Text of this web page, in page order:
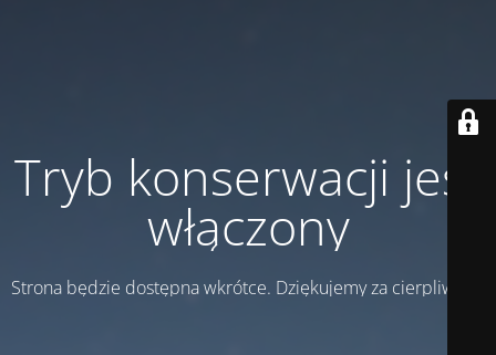
Tryb konserwacji jest
włączony
Strona będzie dostępna wkrótce. Dziękujemy za cierpliwość!